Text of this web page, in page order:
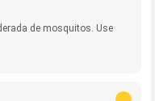
de mosquitos. Use